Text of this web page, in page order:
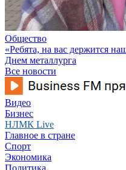
Общество
«Ребята, на вас держится
Днем металлурга
Все новости
Видео
Бизнес
НЛМК Live
Главное в стране
Спорт
Экономика